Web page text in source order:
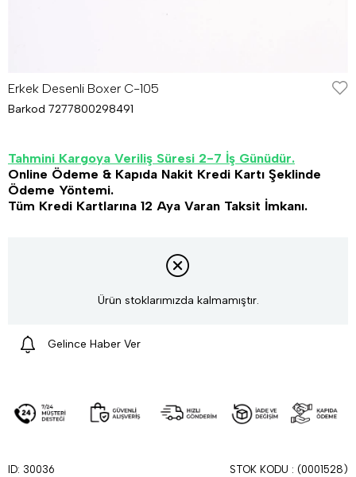
Erkek Desenli Boxer C-105
Barkod 7277800298491
Tahmini Kargoya Veriliş Süresi 2-7 İş Günüdür.
Online Ödeme & Kapıda Nakit Kredi Kartı Şeklinde
Ödeme Yöntemi.
Tüm Kredi Kartlarına 12 Aya Varan Taksit İmkanı.
Ürün stoklarımızda kalmamıştır.
Gelince Haber Ver
ID: 30036 STOK KODU (0001528)